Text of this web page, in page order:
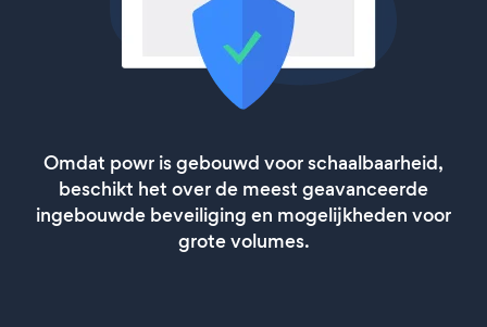
Omdat powr is gebouwd voor schaalbaarheid,
beschikt het over de meest geavanceerde
ingebouwde beveiliging en mogelijkheden voor
grote volumes.